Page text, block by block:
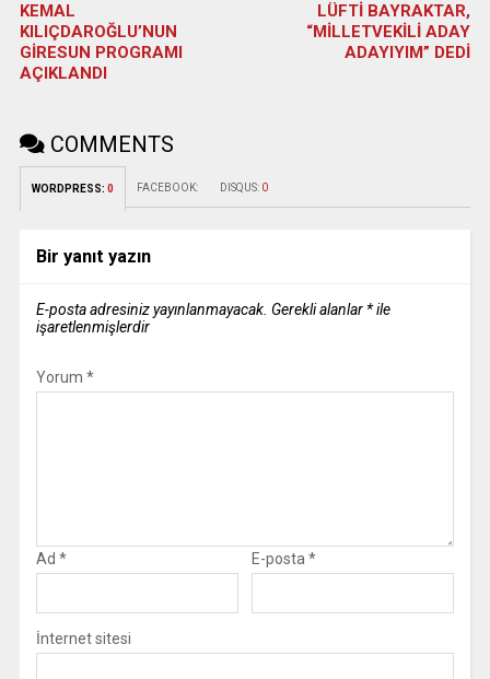
KEMAL
KILIÇDAROĞLU’NUN
GİRESUN PROGRAMI
AÇIKLANDI
LÜFTİ BAYRAKTAR,
“MİLLETVEKİLİ ADAY
ADAYIYIM” DEDİ
COMMENTS
WORDPRESS: 0 FACEBOOK: DISQUS: 0
Bir yanıt yazın
E-posta adresiniz yayınlanmayacak. Gerekli alanlar *ile
işaretlenmişlerdir
Yorum *
Ad * E-posta *
İnternet sitesi